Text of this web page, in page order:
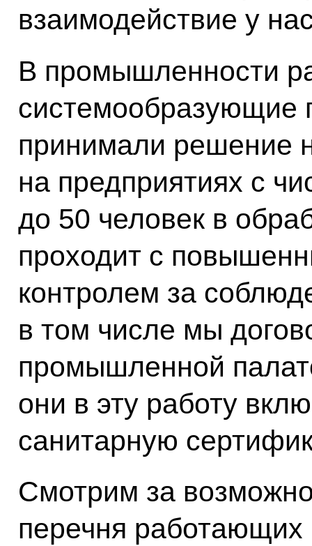
взаимодействие у
В промышленности
системообразующие
принимали решение
на предприятиях с
до 50 человек в
проходит с
контролем за
в том числе мы
промышленной
они в эту работу
санитарную
Смотрим за
перечня работающих